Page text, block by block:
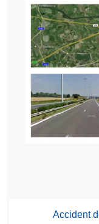
Accident